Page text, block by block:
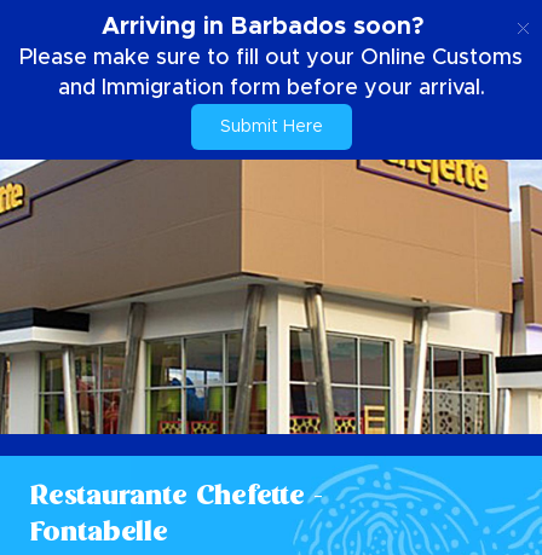
Arriving in Barbados soon?
Please make sure to fill out your Online Customs
and Immigration form before your arrival.
Submit Here
Restaurante Chefette -
Fontabelle